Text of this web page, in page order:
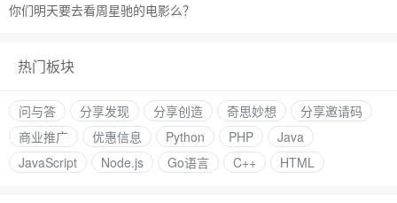
你们明天要去看周星驰的电影么？
热门板块
问与答 分享发现 分享创造 奇思妙想
分享邀请码
商业推广
优惠信息 Python PHP
Java
JavaScript
Node.js Go语言 C++ HTML